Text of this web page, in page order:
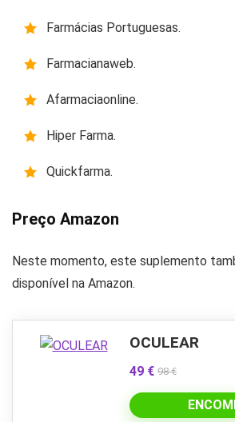
Farmácias Portuguesas.
Farmacianaweb.
Afarmaciaonline.
Hiper Farma.
Quickfarma.
Preço Amazon
Neste momento, este suplemento
disponível na Amazon.
OCULEAR
49 € 98 €